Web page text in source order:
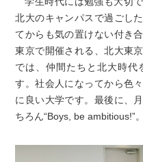
北大のキャンパスで過ごし
てからも気の置けない付き
東京で開催される、北大東
では、仲間たちと北大時代
す。社会人になってから色
に良い大学です。最後に、
ちろん“Boys, be ambitious!”